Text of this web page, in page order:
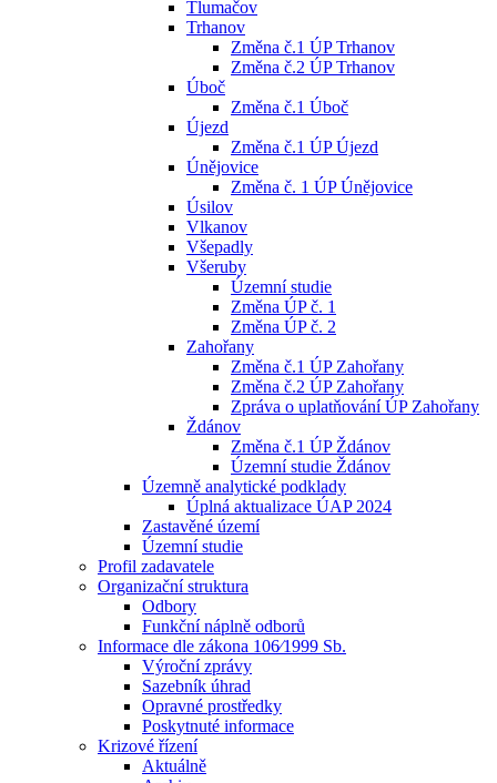
Tlumačov
Trhanov
Změna č.1 ÚP Trhanov
Změna č.2 ÚP Trhanov
Úboč
Změna č.1 Úboč
Újezd
Změna č.1 ÚP Újezd
Únějovice
Změna č. 1 ÚP Únějovice
Úsilov
Vlkanov
Všepadly
Všeruby
Územní studie
Změna ÚP č. 1
Změna ÚP č. 2
Zahořany
Změna č.1 ÚP Zahořany
Změna č.2 ÚP Zahořany
Zpráva o uplatňování ÚP Zahořany
Ždánov
Změna č.1 ÚP Ždánov
Územní studie Ždánov
Územně analytické podklady
Úplná aktualizace ÚAP 2024
Zastavěné území
Územní studie
Profil zadavatele
Organizační struktura
Odbory
Funkční náplně odborů
Informace dle zákona 106⁄1999 Sb.
Výroční zprávy
Sazebník úhrad
Opravné prostředky
Poskytnuté informace
Krizové řízení
Aktuálně